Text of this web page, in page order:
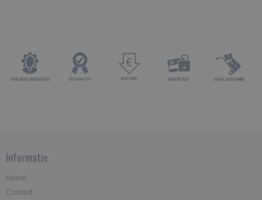
Informatie
Home
Contact